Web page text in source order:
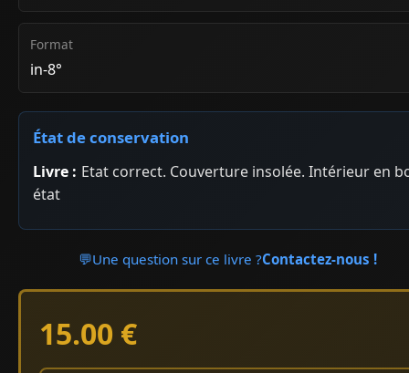
Format
in-8°
État de conservation
Livre : Etat correct. Couverture insolée. Intérieur en
état
💬Une question sur ce livre ?Contactez-nous !
15.00 €